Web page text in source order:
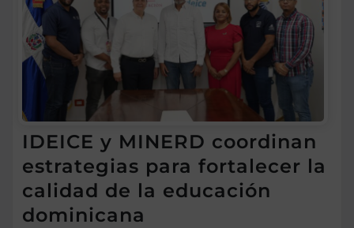
IDEICE y MINERD coordinan
estrategias para fortalecer la
calidad de la educación
dominicana